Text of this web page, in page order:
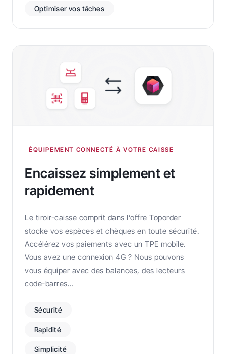
Optimiser vos tâches
ÉQUIPEMENT CONNECTÉ À VOTRE CAISSE
Encaissez simplement et
rapidement
Le tiroir-caisse comprit dans l’offre Toporder
stocke vos espèces et chèques en toute sécurité.
Accélérez vos paiements avec un TPE mobile.
Vous avez une connexion 4G ? Nous pouvons
vous équiper avec des balances, des lecteurs
code-barres…
Sécurité
Rapidité
Simplicité